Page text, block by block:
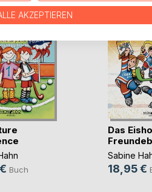
Buch
Das
Sabine
18,95 €
AKZEPTIEREN